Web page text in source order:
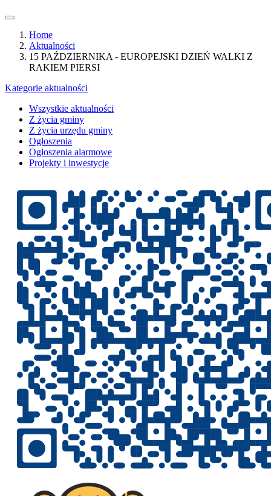
Home
Aktualności
15 PAŹDZIERNIKA - EUROPEJSKI DZIEŃ WALKI Z
RAKIEM PIERSI
Kategorie aktualności
Wszystkie aktualności
Z życia gminy
Z życia urzędu gminy
Ogłoszenia
Ogłoszenia alarmowe
Projekty i inwestycje